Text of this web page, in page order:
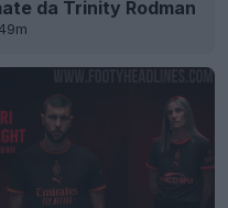
da Trinity Rodman